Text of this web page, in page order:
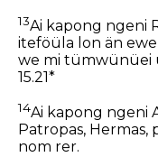
13Ai kapong ngeni
iteföüla lon än
we mi tümwünüei
15.21*
14Ai kapong ngeni
Patropas,
nom rer.